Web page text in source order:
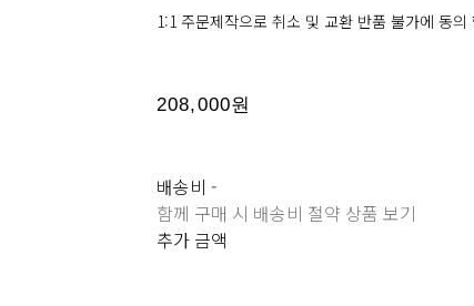
1:1 주문제작으로 취소 및 교환 반품 불가에 동의
208,000원
배송비 -
함께 구매 시 배송비 절약 상품 보기
추가 금액